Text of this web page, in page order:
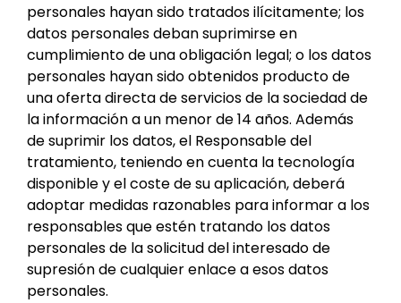
personales hayan sido tratados ilícitamente; los
datos personales deban suprimirse en
cumplimiento de una obligación legal; o los datos
personales hayan sido obtenidos producto de
una oferta directa de servicios de la sociedad de
la información a un menor de 14 años. Además
de suprimir los datos, el Responsable del
tratamiento, teniendo en cuenta la tecnología
disponible y el coste de su aplicación, deberá
adoptar medidas razonables para informar a los
responsables que estén tratando los datos
personales de la solicitud del interesado de
supresión de cualquier enlace a esos datos
personales.